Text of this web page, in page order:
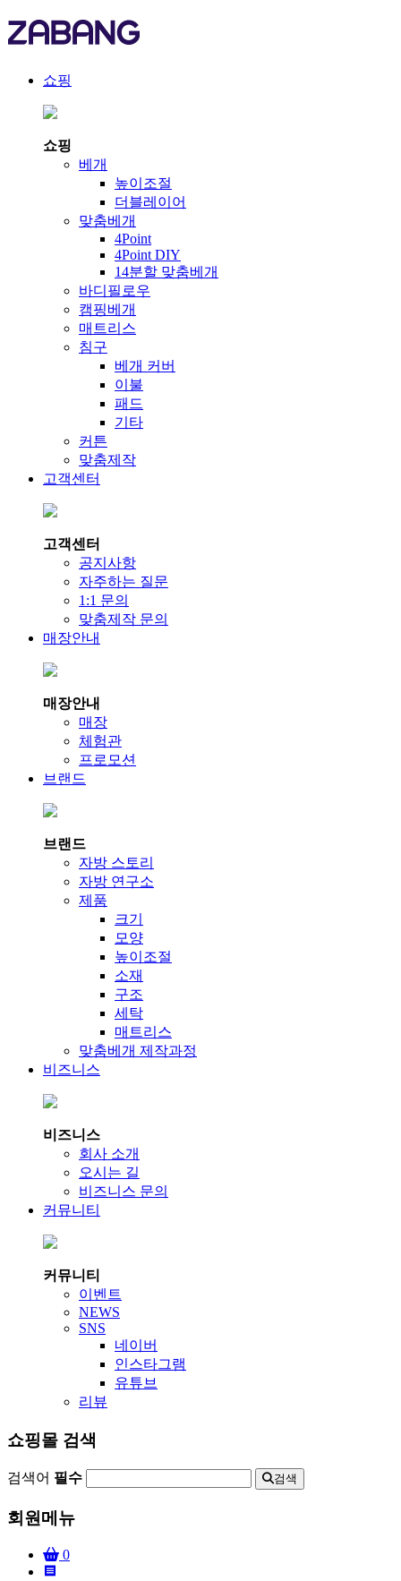
쇼핑
쇼핑
베개
높이조절
더블레이어
맞춤베개
4Point
4Point DIY
14분할 맞춤베개
바디필로우
캠핑베개
매트리스
침구
베개 커버
이불
패드
기타
커튼
맞춤제작
고객센터
고객센터
공지사항
자주하는 질문
1:1 문의
맞춤제작 문의
매장안내
매장안내
매장
체험관
프로모션
브랜드
브랜드
자방 스토리
자방 연구소
제품
크기
모양
높이조절
소재
구조
세탁
매트리스
맞춤베개 제작과정
비즈니스
비즈니스
회사 소개
오시는 길
비즈니스 문의
커뮤니티
커뮤니티
이벤트
NEWS
SNS
네이버
인스타그램
유튜브
리뷰
쇼핑몰 검색
검색어 필수 검색
회원메뉴
0